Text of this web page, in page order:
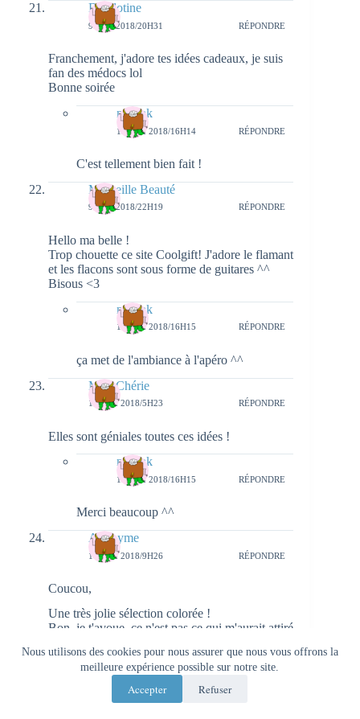
Nous utilisons des cookies pour nous assurer que nous vous offrons la
meilleure expérience possible sur notre site.
Accepter Refuser
Diablotine
9 MAI 2018/20H31 RÉPONDRE
Franchement, j'adore tes idées cadeaux, je suis
fan des médocs lol
Bonne soirée
natieak
13 MAI 2018/16H14 RÉPONDRE
C'est tellement bien fait !
Merveille Beauté
9 MAI 2018/22H19 RÉPONDRE
Hello ma belle !
Trop chouette ce site Coolgift! J'adore le flamant
et les flacons sont sous forme de guitares ^^
Bisous <3
natieak
13 MAI 2018/16H15 RÉPONDRE
ça met de l'ambiance à l'apéro ^^
MumChérie
10 MAI 2018/5H23 RÉPONDRE
Elles sont géniales toutes ces idées !
natieak
13 MAI 2018/16H15 RÉPONDRE
Merci beaucoup ^^
Anonyme
10 MAI 2018/9H26 RÉPONDRE
Coucou,
Une très jolie sélection colorée !
Bon, je t'avoue, ce n'est pas ce qui m'aurait attiré
En ce moment, je suis à fond décoration, alors
j'essaye d'acheter des petites pièces de
décoration sympa 🙂